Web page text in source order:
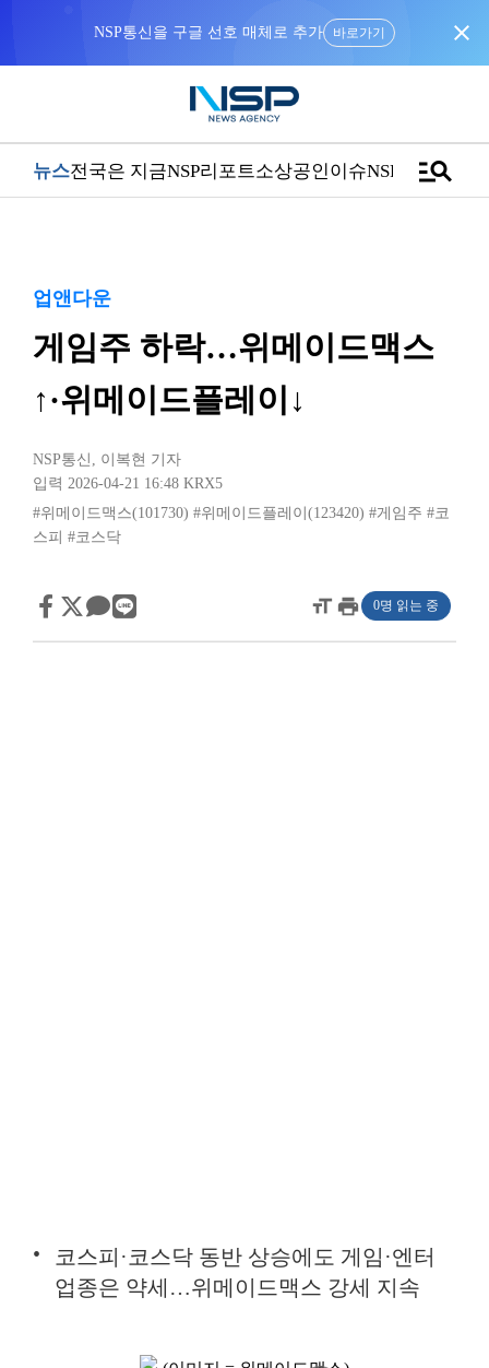
NSP통신을 구글 선호 매체로 추가 바로가기 close
뉴스전국은 지금NSP리포트소상공인이슈NSPTVmanage_search
업앤다운
게임주 하락…위메이드맥스
↑·위메이드플레이↓
NSP통신 , 이복현 기자
입력 2026-04-21 16:48 KRX5
#위메이드맥스(101730) #위메이드플레이(123420) #게임주 #코
스피 #코스닥
format_sizeprint 0명 읽는 중
코스피·코스닥 동반 상승에도 게임·엔터
업종은 약세…위메이드맥스 강세 지속